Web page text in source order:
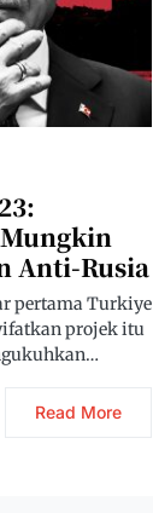
Anti-Rusia
pertama Turkiye
projek itu
Read More